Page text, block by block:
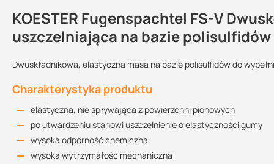
KOESTER Fugenspachtel FS-V
uszczelniająca na bazie
Dwuskładnikowa, elastyczna masa na bazie polisulfidów do
Charakterystyka produktu
elastyczna, nie spływająca z powierzchni pionowych
po utwardzeniu stanowi uszczelnienie o elastyczności gumy
wysoka odporność chemiczna
wysoka wytrzymałość mechaniczna
w suchym i chłodnym
miejscu, chronić
przed mrozem
opakowania
Wskazówki dotyczące użycia
Kontakt